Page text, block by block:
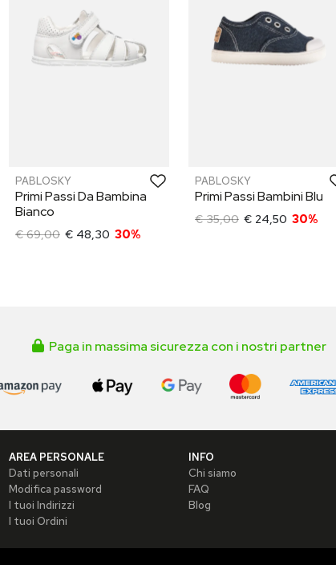
PABLOSKY
Primi Passi Da Bambina
Bianco
€ 69,00 € 48,30 30%
PABLOSKY
Primi Passi Bambini Blu
€ 35,00 € 24,50 30%
Paga in massima sicurezza con i nostri partner
AREA PERSONALE
Dati personali
Modifica password
I tuoi Indirizzi
I tuoi Ordini
INFO
Chi siamo
FAQ
Blog